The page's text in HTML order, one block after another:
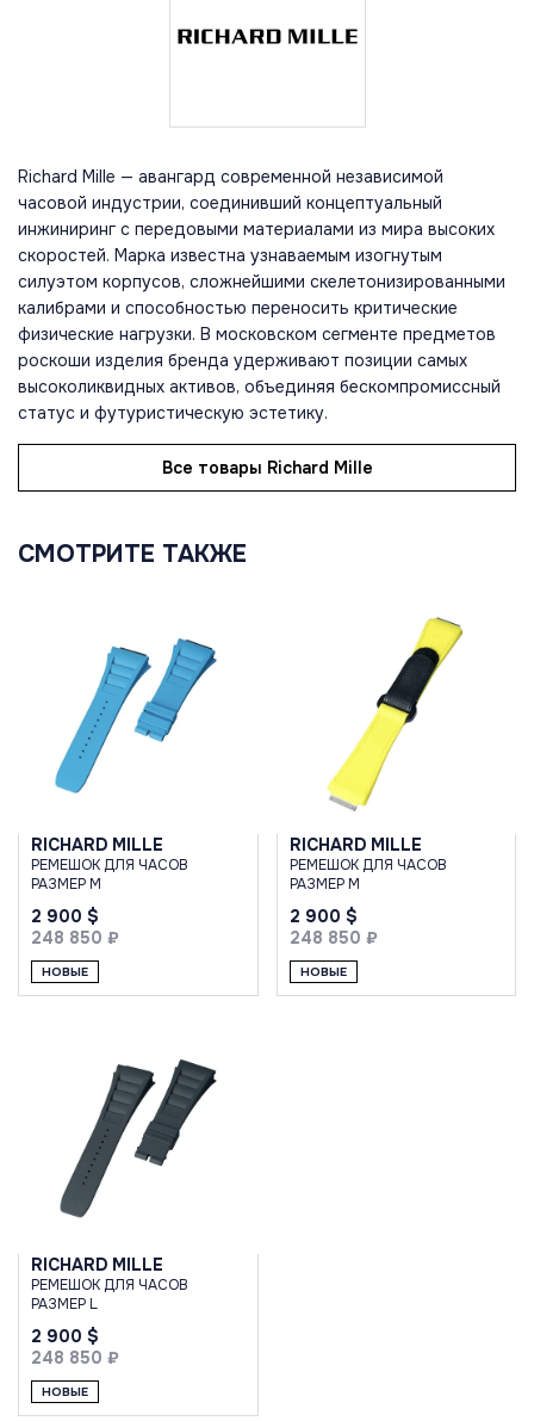
Richard Mille — авангард современной независимой
часовой индустрии, соединивший концептуальный
инжиниринг с передовыми материалами из мира высоких
скоростей. Марка известна узнаваемым изогнутым
силуэтом корпусов, сложнейшими скелетонизированными
калибрами и способностью переносить критические
физические нагрузки. В московском сегменте предметов
роскоши изделия бренда удерживают позиции самых
высоколиквидных активов, объединяя бескомпромиссный
статус и футуристическую эстетику.
Все товары Richard Mille
СМОТРИТЕ ТАКЖЕ
RICHARD MILLE
РЕМЕШОК ДЛЯ ЧАСОВ
РАЗМЕР M
2 900 $
248 850 ₽
НОВЫЕ
RICHARD MILLE
РЕМЕШОК ДЛЯ ЧАСОВ
РАЗМЕР M
2 900 $
248 850 ₽
НОВЫЕ
RICHARD MILLE
РЕМЕШОК ДЛЯ ЧАСОВ
РАЗМЕР L
2 900 $
248 850 ₽
НОВЫЕ